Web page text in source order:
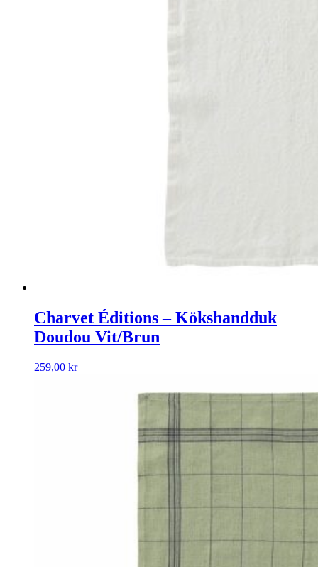
Charvet Éditions – Kökshandduk
Doudou Vit/Brun
259,00 kr